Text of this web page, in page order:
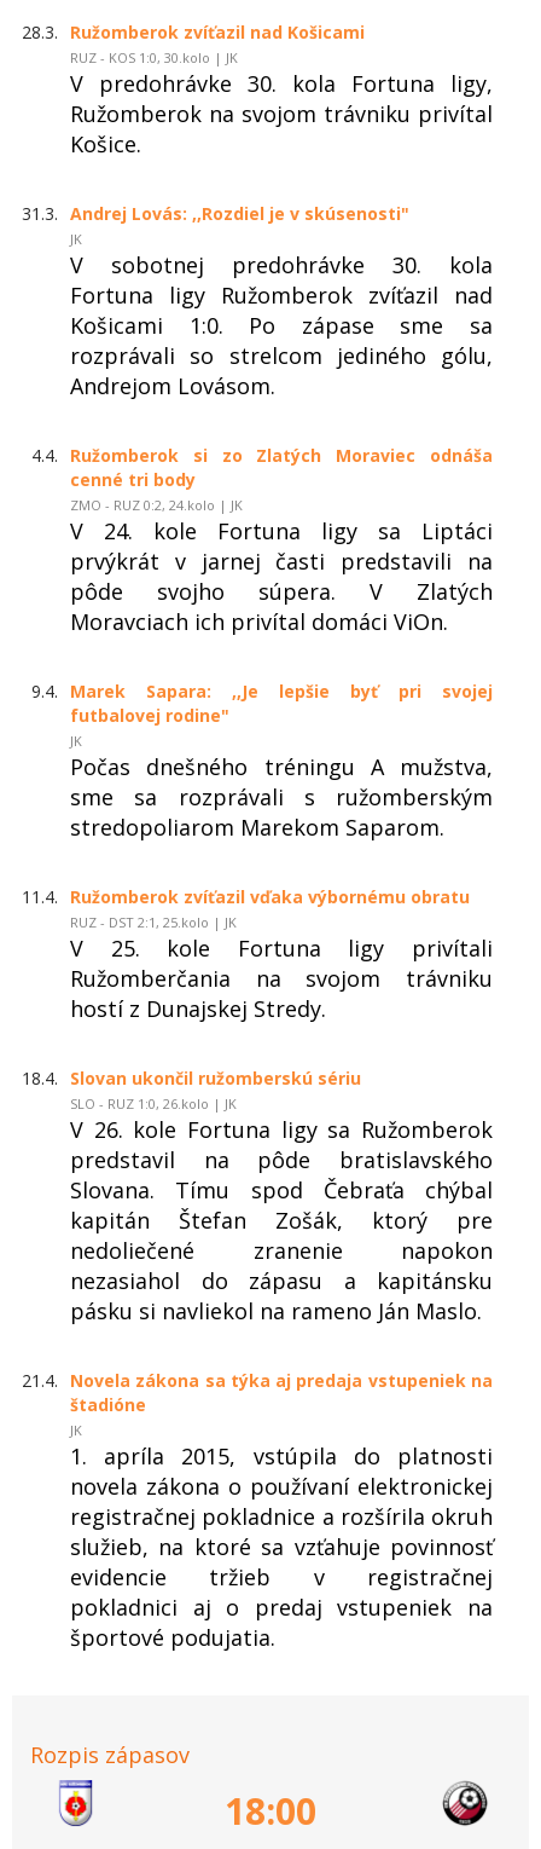
28.3. Ružomberok zvíťazil nad Košicami
RUZ - KOS 1:0, 30.kolo | JK
V predohrávke 30. kola Fortuna ligy,
Ružomberok na svojom trávniku privítal
Košice.
31.3. Andrej Lovás: ,,Rozdiel je v skúsenosti"
JK
V sobotnej predohrávke 30. kola
Fortuna ligy Ružomberok zvíťazil nad
Košicami 1:0. Po zápase sme sa
rozprávali so strelcom jediného gólu,
Andrejom Lovásom.
4.4.
Ružomberok si zo Zlatých Moraviec odnáša
cenné tri body
ZMO - RUZ 0:2, 24.kolo | JK
V 24. kole Fortuna ligy sa Liptáci
prvýkrát v jarnej časti predstavili na
pôde svojho súpera. V Zlatých
Moravciach ich privítal domáci ViOn.
9.4.
Marek Sapara: ,,Je lepšie byť pri svojej
futbalovej rodine"
JK
Počas dnešného tréningu A mužstva,
sme sa rozprávali s ružomberským
stredopoliarom Marekom Saparom.
11.4. Ružomberok zvíťazil vďaka výbornému obratu
RUZ - DST 2:1, 25.kolo | JK
V 25. kole Fortuna ligy privítali
Ružomberčania na svojom trávniku
hostí z Dunajskej Stredy.
18.4. Slovan ukončil ružomberskú sériu
SLO - RUZ 1:0, 26.kolo | JK
V 26. kole Fortuna ligy sa Ružomberok
predstavil na pôde bratislavského
Slovana. Tímu spod Čebraťa chýbal
kapitán Štefan Zošák, ktorý pre
nedoliečené zranenie napokon
nezasiahol do zápasu a kapitánsku
pásku si navliekol na rameno Ján Maslo.
21.4.
Novela zákona sa týka aj predaja vstupeniek na
štadióne
JK
1. apríla 2015, vstúpila do platnosti
novela zákona o používaní elektronickej
registračnej pokladnice a rozšírila okruh
služieb, na ktoré sa vzťahuje povinnosť
evidencie tržieb v registračnej
pokladnici aj o predaj vstupeniek na
športové podujatia.
Rozpis zápasov
18:00